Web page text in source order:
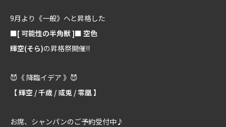
9月より《一般》へと昇格した
■[ 可能性の半角獣 ]■ 空色
輝空(そら)の昇格祭開催!!
😈《 降臨イデア 》😈
【 輝空 / 千歳 / 或兎 / 零凰 】
お席、シャンパンのご予約受付中♪